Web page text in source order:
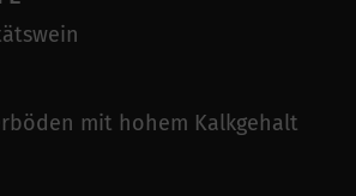
mit hohem Kalkgehalt